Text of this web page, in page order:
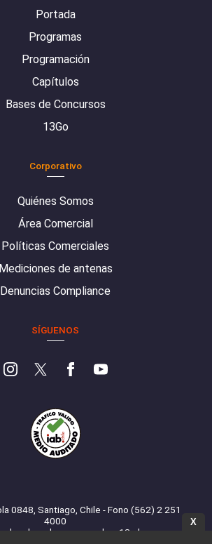
Portada
Programas
Programación
Capítulos
Bases de Concursos
13Go
Corporativo
Quiénes Somos
Área Comercial
Políticas Comerciales
Mediciones de antenas
Denuncias Compliance
SÍGUENOS
0848, Santiago, Chile - Fono (562) 2 251
4000
los derechos reservados. 13.cl
X